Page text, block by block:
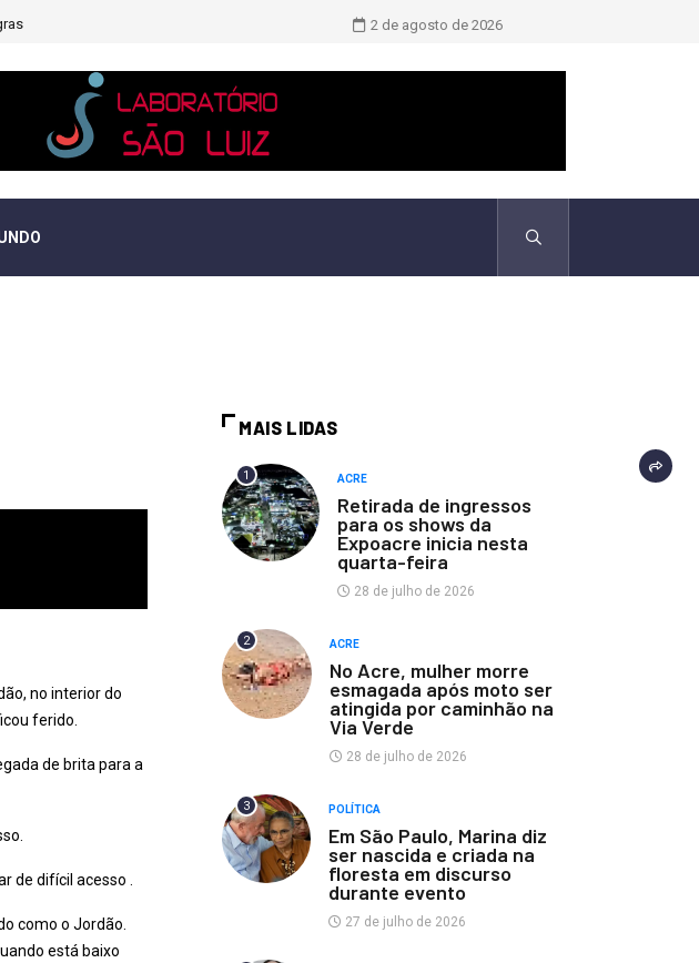
Vício em redes sociais gera riscos
2 de agosto de 2026
no interior do
ferido.
de brita para a
de difícil acesso .
como o Jordão.
está baixo
MAIS LIDAS
1 ACRE
Retirada de ingressos
para os shows da
Expoacre inicia nesta
quarta-feira
28 de julho de 2026
2 ACRE
No Acre, mulher morre
esmagada após moto ser
atingida por caminhão na
Via Verde
28 de julho de 2026
3 POLÍTICA
Em São Paulo, Marina diz
ser nascida e criada na
floresta em discurso
durante evento
27 de julho de 2026